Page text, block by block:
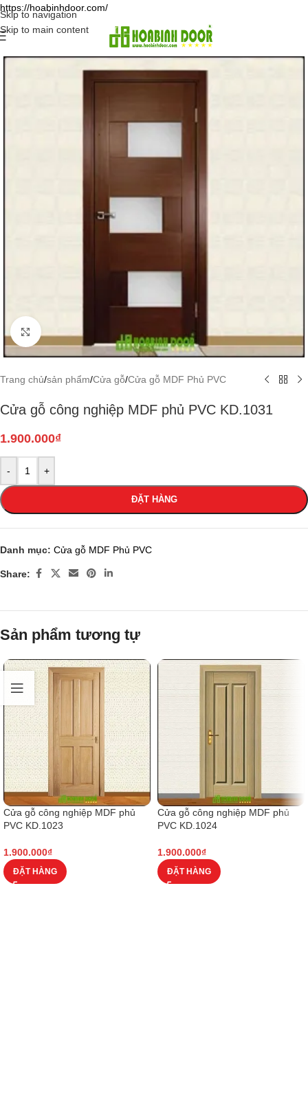
https://hoabinhdoor.com/
Skip to navigation
Skip to main content
Click to enlarge
Trang chủ/sản phẩm/Cửa gỗ/Cửa gỗ MDF Phủ PVC
Cửa gỗ công nghiệp MDF phủ PVC KD.1031
1.900.000₫
- +
ĐẶT HÀNG
Danh mục: Cửa gỗ MDF Phủ PVC
Share:
Sản phẩm tương tự
Cửa gỗ công nghiệp MDF phủ
PVC KD.1023
1.900.000₫
ĐẶT HÀNG
Cửa gỗ công nghiệp MDF phủ
PVC KD.1024
1.900.000₫
ĐẶT HÀNG